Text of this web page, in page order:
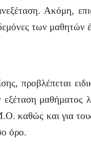
Ακόμη,
των μαθητών
προβλέπεται
εξέταση μαθήματος
καθώς και για τους
όρο.